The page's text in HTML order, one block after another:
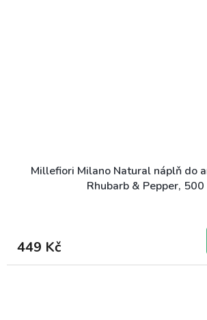
Millefiori Milano Natural náplň do
Rhubarb & Pepper,
449 Kč